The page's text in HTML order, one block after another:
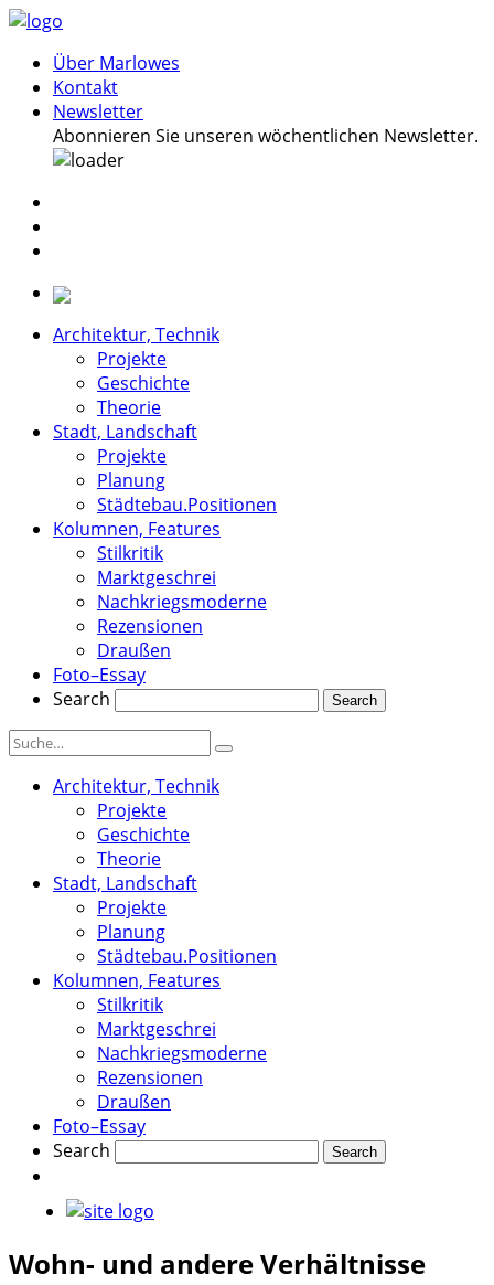
Über Marlowes
Kontakt
Newsletter
Abonnieren Sie unseren wöchentlichen Newsletter.
Architektur, Technik
Projekte
Geschichte
Theorie
Stadt, Landschaft
Projekte
Planung
Städtebau.Positionen
Kolumnen, Features
Stilkritik
Marktgeschrei
Nachkriegsmoderne
Rezensionen
Draußen
Foto–Essay
Search
Architektur, Technik
Projekte
Geschichte
Theorie
Stadt, Landschaft
Projekte
Planung
Städtebau.Positionen
Kolumnen, Features
Stilkritik
Marktgeschrei
Nachkriegsmoderne
Rezensionen
Draußen
Foto–Essay
Search
Wohn- und andere Verhältnisse